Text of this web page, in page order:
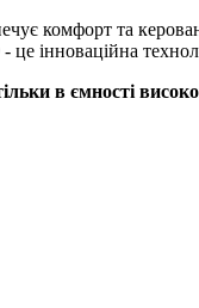
комфорт та
це інноваційна
в ємності